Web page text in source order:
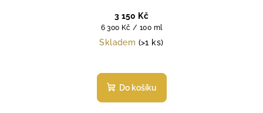
3 150 Kč
Měrná
cena:
6 300 Kč / 100 ml
Skladem (>1 ks)
hodnocení
produktu
Do košíku